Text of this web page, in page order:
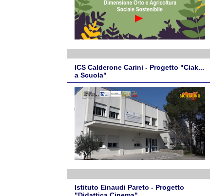
ICS Calderone Carini - Progetto "Ciak...
a Scuola"
Istituto Einaudi Pareto - Progetto